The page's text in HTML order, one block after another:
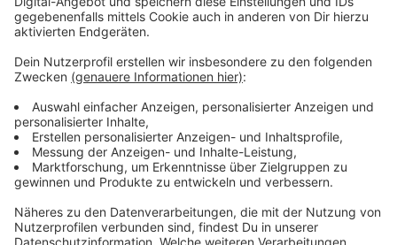
noch mehr Regen zu erwarten ist, wird die
Wasserabgabemenge von 0,5 Kubikmeter pro Sekunde
heute voraussichtlich auf bis zu ein Kubikmeter pro
Sekunde erhöht. Die Wassermenge kann durch den
vom Wasserverband.
Anzeige